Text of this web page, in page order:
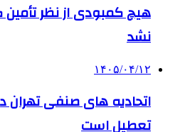
هیچ کمبودی از نظر تأمین
نشد
۱۴۰۵/۰۴/۱۲
تعطیل است